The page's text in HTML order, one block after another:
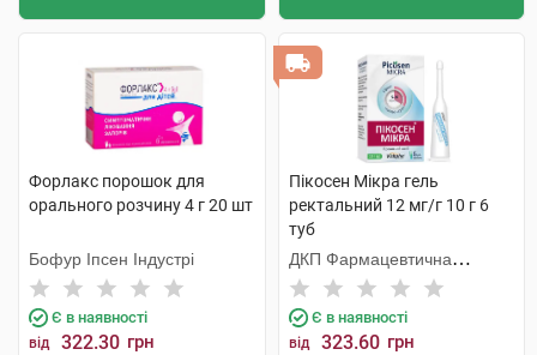
Форлакс порошок для
орального розчину 4 г 20 шт
Бофур Іпсен Індустрі
Є в наявності
від 322.30 грн
Пікосен Мікра гель
ректальний 12 мг/г 10 г 6
туб
ДКП Фармацевтична
фабрика
Є в наявності
від 323.60 грн